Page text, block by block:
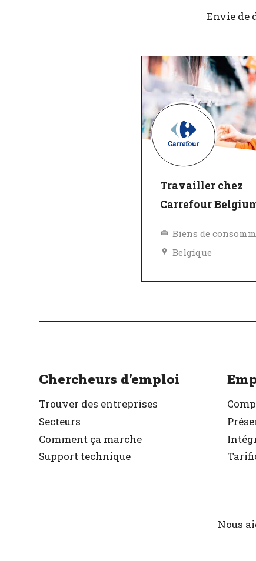
Envie de
Travailler chez
Carrefour
Belgique
Chercheurs d'emploi
Trouver des entreprises
Secteurs
Comment ça marche
Support technique
Nous